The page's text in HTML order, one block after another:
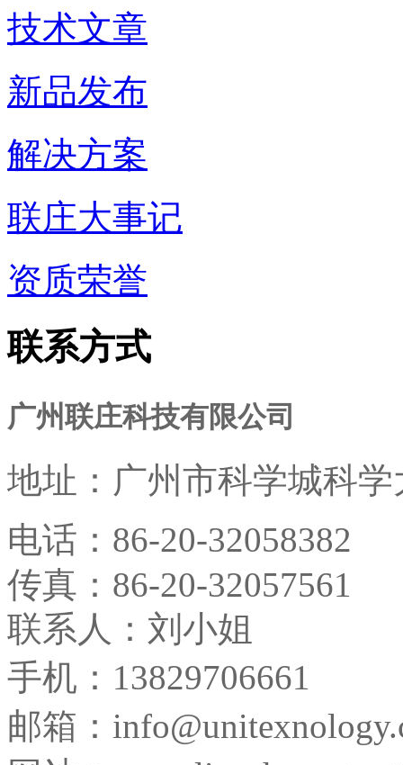
技术文章
新品发布
解决方案
联庄大事记
资质荣誉
联系方式
广州联庄科技有限公司
地址： 广州市科学城科
电话： 86-20-32058382
传真： 86-20-32057561
联系人：刘小姐
手机：13829706661
邮箱：